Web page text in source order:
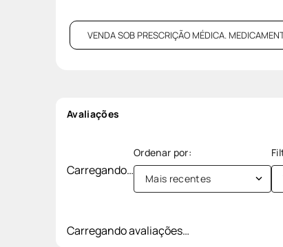
VENDA SOB PRESCRIÇÃO MÉDICA.
Avaliações
Carregando…
Mais recentes
Carregando avaliações…